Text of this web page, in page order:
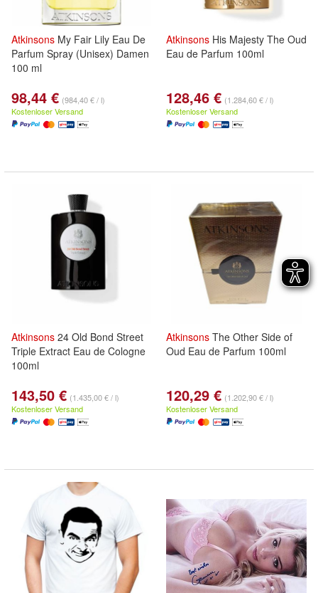
Atkinsons My Fair Lily Eau De
Parfum Spray (Unisex) Damen
100 ml
98,44 € (984,40 € / l)
Kostenloser Versand
Atkinsons His Majesty The Oud
Eau de Parfum 100ml
128,46 € (1.284,60 € / l)
Kostenloser Versand
Atkinsons 24 Old Bond Street
Triple Extract Eau de Cologne
100ml
143,50 € (1.435,00 € / l)
Kostenloser Versand
Atkinsons The Other Side of
Oud Eau de Parfum 100ml
120,29 € (1.202,90 € / l)
Kostenloser Versand